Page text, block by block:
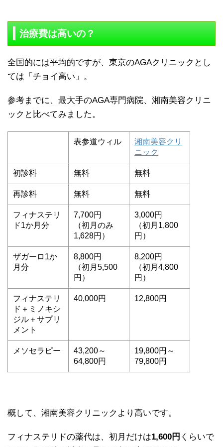
治療費は高いの？
全国的には平均的ですが、東京のAGAクリニックとし
ては「チョイ高い」。
参考までに、最大手のAGA専門病院、湘南美容クリニ
ックと比べてみました。
表参道ウィル
湘南美容クリ
ニック
初診料 無料 無料
再診料 無料 無料
フィナステリ
ド1か月分
7,700円
（初月のみ
1,628円）
3,000円
（初月1,800
円）
ザガーロ1か
月分
8,800円
（初月5,500
円）
8,200円
（初月4,800
円）
フィナステリ
ド＋ミノキシ
ジル＋サプリ
メント
40,000円 12,800円
メソセラピー
43,200～
64,800円
19,800円～
79,800円
概して、湘南美容クリニックより高いです。
フィナステリドの薬代は、初月だけは1,600円 くらいで